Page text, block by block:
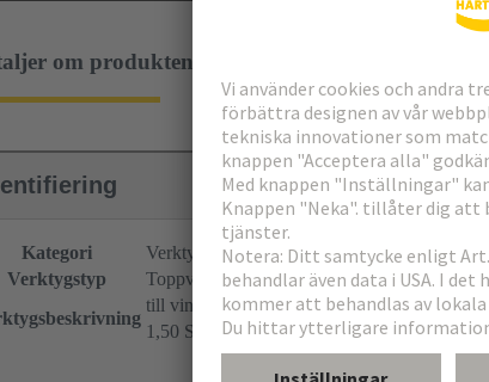
om produkten
Kategori
Verktyg
Verktygstyp
Toppverktyg
till vinklade modulinsatser
1,50 SU Mini Coax Standard